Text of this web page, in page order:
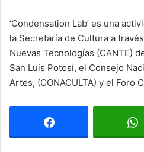
‘Condensation Lab’ es una
la Secretaría de Cultura a
Nuevas Tecnologías (CANTE)
San Luis Potosí, el Consejo
Artes, (CONACULTA) y el Foro